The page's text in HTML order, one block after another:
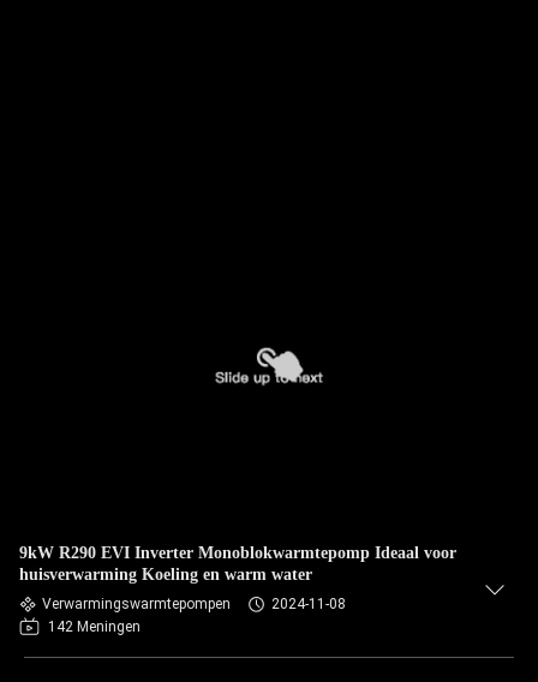
9kW R290 EVI Inverter Monoblokwarmtepomp Ideaal voor
huisverwarming Koeling en warm water
Verwarmingswarmtepompen
2024-11-08
142 Meningen